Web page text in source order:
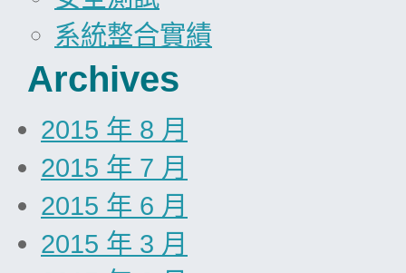
系統整合實績
Archives
2015 年 8 月
2015 年 7 月
2015 年 6 月
2015 年 3 月